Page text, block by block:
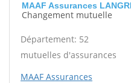
MAAF Assurances
Changement mutuelle
Département: 52
mutuelles d'assurances
MAAF Assurances